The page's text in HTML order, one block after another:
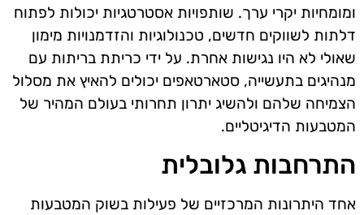
ומומחיות יקרי ערך. שותפויות אסטרטגיות יכולות לפתוח
דלתות לשווקים חדשים, טכנולוגיות והזדמנויות מימון
שאולי לא היו נגישות אחרת. על ידי כריתת בריתות עם
מנהיגים בתעשייה, סטארטאפים יכולים להאיץ את מסלול
הצמיחה שלהם ולהשיג יתרון תחרותי בעולם המהיר של
המטבעות הדיגיטליים.
התרחבות גלובלית
אחד היתרונות המרכזיים של פעילות בשוק המטבעות